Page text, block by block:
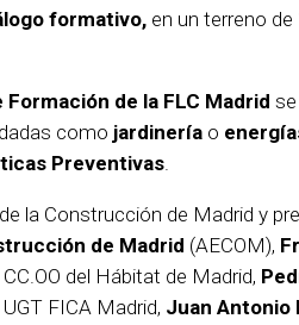
formativo, en un terreno de
Formación de la FLC Madrid
como jardinería o
Preventivas.
la Construcción de Madrid y
de Madrid (AECOM),
del Hábitat de Madrid,
FICA Madrid, Juan Antonio